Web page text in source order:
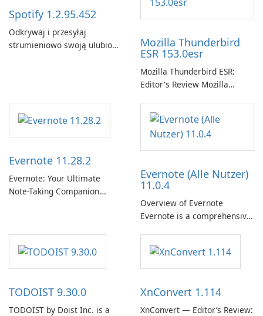
Spotify 1.2.95.452
Odkrywaj i przesyłaj
strumieniowo swoją ulubioną
Mozilla Thunderbird
ESR 153.0esr
Mozilla Thunderbird ESR:
Editor's Review Mozilla
Support Release) is the long-
term support channel of the
Thunderbird desktop email
client designed for
need predictable …
Evernote 11.28.2
Evernote: Your Ultimate
Note-Taking Companion
helps users capture ideas,
organize to-do lists, and keep
track of important
Evernote (Alle Nutzer)
11.0.4
Overview of Evernote
Evernote is a comprehensive
users capture, organize, and
access information across
TODOIST 9.30.0
TODOIST by Doist Inc. is a
XnConvert 1.114
XnConvert — Editor’s Review: